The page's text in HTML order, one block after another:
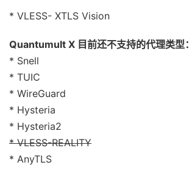
* VLESS- XTLS Vision
Quantumult X 目前还不支持的代理类型：
* Snell
* TUIC
* WireGuard
* Hysteria
* Hysteria2
* VLESS-REALITY
* AnyTLS